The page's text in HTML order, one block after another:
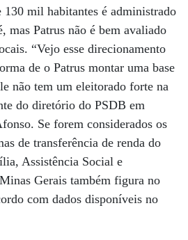
mil habitantes é administrado
mas Patrus não é bem avaliado
“Vejo esse direcionamento
de o Patrus montar uma base
não tem um eleitorado forte na
do diretório do PSDB em
Se forem considerados os
de transferência de renda do
Assistência Social e
Gerais também figura no
com dados disponíveis no